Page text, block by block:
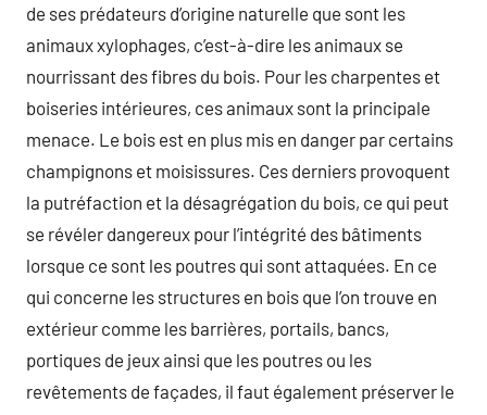
de ses prédateurs d’origine naturelle que sont les
animaux xylophages, c’est-à-dire les animaux se
nourrissant des fibres du bois. Pour les charpentes et
boiseries intérieures, ces animaux sont la principale
menace. Le bois est en plus mis en danger par certains
champignons et moisissures. Ces derniers provoquent
la putréfaction et la désagrégation du bois, ce qui peut
se révéler dangereux pour l’intégrité des bâtiments
lorsque ce sont les poutres qui sont attaquées. En ce
qui concerne les structures en bois que l’on trouve en
extérieur comme les barrières, portails, bancs,
portiques de jeux ainsi que les poutres ou les
revêtements de façades, il faut également préserver le